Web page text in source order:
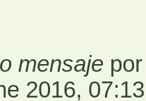
mensaje
2016, 07:13